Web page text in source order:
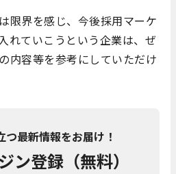
限界を感じ、今後採用マーケ
れていこうという企業は、ぜ
内容等を参考にしていただけ
最新情報をお届け！
ン登録（無料）